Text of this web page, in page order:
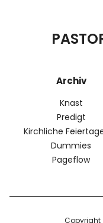
Archiv
Knast
Predigt
Kirchliche
Dummies
Pageflow
Copyright